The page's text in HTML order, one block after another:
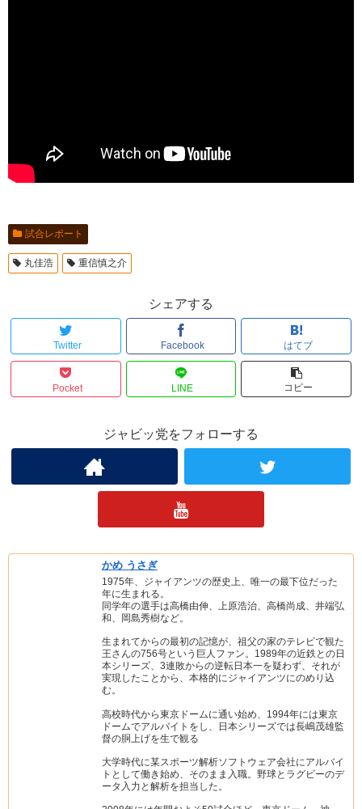
試合レポート
丸佳浩 重信慎之介
シェアする
Twitter Facebook はてブ
Pocket LINE コピー
ジャビッ党をフォローする
かめ うさぎ
1975年、ジャイアンツの歴史上、唯一の最下位だった
年に生まれる。
同学年の選手は高橋由伸、上原浩治、高橋尚成、井端弘
和、岡島秀樹など。
生まれてからの最初の記憶が、祖父の家のテレビで観た
王さんの756号という巨人ファン。1989年の近鉄との日
本シリーズ、3連敗からの逆転日本一を疑わず、それが
実現したことから、本格的にジャイアンツにのめり込
む。
高校時代から東京ドームに通い始め、1994年には東京
ドームでアルバイトをし、日本シリーズでは長嶋茂雄監
督の胴上げを生で観る
大学時代に某スポーツ解析ソフトウェア会社にアルバイ
トとして働き始め、そのまま入職。野球とラグビーのデ
ータ入力と解析を担当した。